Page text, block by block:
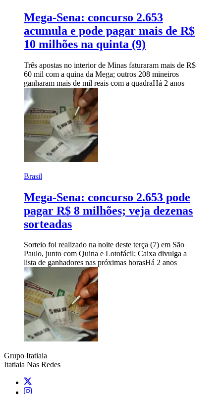
Mega-Sena: concurso 2.653
acumula e pode pagar mais de R$
10 milhões na quinta (9)
Três apostas no interior de Minas faturaram mais de R$
60 mil com a quina da Mega; outros 208 mineiros
ganharam mais de mil reais com a quadraHá 2 anos
Brasil
Mega-Sena: concurso 2.653 pode
pagar R$ 8 milhões; veja dezenas
sorteadas
Sorteio foi realizado na noite deste terça (7) em São
Paulo, junto com Quina e Lotofácil; Caixa divulga a
lista de ganhadores nas próximas horasHá 2 anos
Grupo Itatiaia
Itatiaia Nas Redes